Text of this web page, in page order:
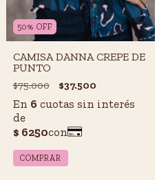
50% OFF
CAMISA DANNA CREPE DE
PUNTO
$75.000 $37.500
COMPRAR